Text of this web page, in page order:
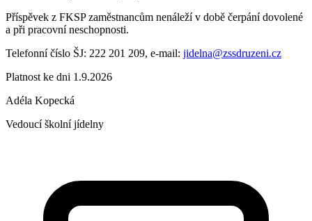
Příspěvek z FKSP zaměstnancům nenáleží v době čerpání dovolené
a při pracovní neschopnosti.
Telefonní číslo ŠJ: 222 201 209, e-mail: jidelna@zssdruzeni.cz
Platnost ke dni 1.9.2026
Adéla Kopecká
Vedoucí školní jídelny